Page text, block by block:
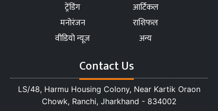
ट्रेंडिंग
आर्टिकल
मनोरंजन
राशिफल
वीडियो न्यूज
अन्य
Contact Us
LS/48, Harmu Housing Colony, Near Kartik Oraon
Chowk, Ranchi, Jharkhand - 834002